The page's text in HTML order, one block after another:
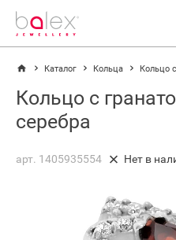
Каталог Кольца Кольцо
Кольцо с
серебра
арт. 1405935554 Нет в